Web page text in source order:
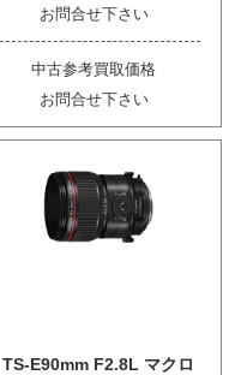
お問合せ下さい
中古参考買取価格
お問合せ下さい
TS-E90mm F2.8L マクロ